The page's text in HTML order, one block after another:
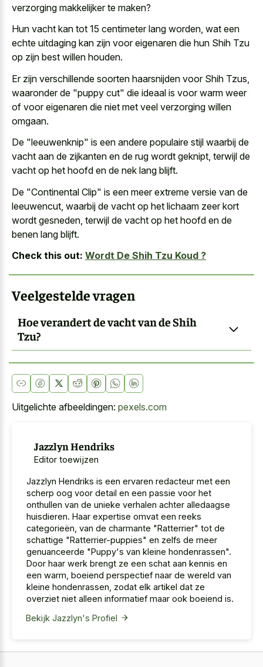
verzorging makkelijkerte maken?
Hun vacht kan tot 15 centimeter lang worden, wat een
echte uitdaging kan zijn voor eigenaren die hun Shih Tzu
op zijn best willen houden.
Er zijn verschillende soorten haarsnijden voor Shih Tzus,
waaronder de "puppy cut" die ideaal is voor warm weer
of voor eigenaren die niet met veel verzorging willen
omgaan.
De "leeuwenknip" is een andere populaire stijl waarbij de
vacht aan de zijkanten en de rug wordt geknipt, terwijl de
vacht op het hoofd en de nek lang blijft.
De "Continental Clip" is een meer extreme versie van de
leeuwencut, waarbij de vacht op het lichaam zeer kort
wordt gesneden, terwijl de vacht op het hoofd en de
benen lang blijft.
Check this out: Wordt De Shih Tzu Koud ?
Veelgestelde vragen
Hoe verandert de vacht van de Shih
Tzu?
Uitgelichte afbeeldingen: pexels.com
Jazzlyn Hendriks
Editor toewijzen
Jazzlyn Hendriks is een ervaren redacteur met een
scherp oog voor detail en een passie voor het
onthullen van de unieke verhalen achter alledaagse
huisdieren. Haar expertise omvat een reeks
categorieën, van de charmante "Ratterrier" tot de
schattige "Ratterrier-puppies" en zelfs de meer
genuanceerde "Puppy's van kleine hondenrassen".
Door haar werk brengt ze een schat aan kennis en
een warm, boeiend perspectief naar de wereld van
kleine hondenrassen, zodat elk artikel dat ze
overziet niet alleen informatief maar ook boeiend is.
Bekijk Jazzlyn's Profiel